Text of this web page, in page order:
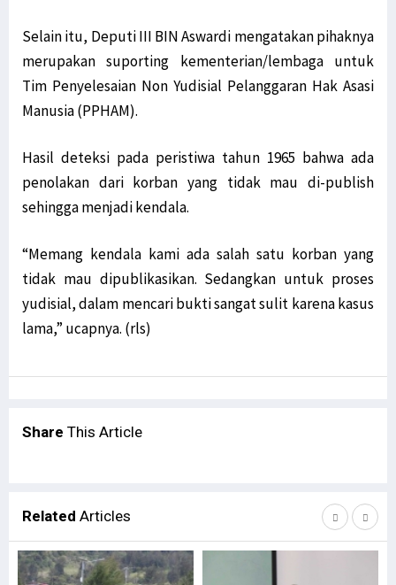
Selain itu, Deputi III BIN Aswardi mengatakan pihaknya
merupakan suporting kementerian/lembaga untuk
Tim Penyelesaian Non Yudisial Pelanggaran Hak Asasi
Manusia (PPHAM).
Hasil deteksi pada peristiwa tahun 1965 bahwa ada
penolakan dari korban yang tidak mau di-publish
sehingga menjadi kendala.
“Memang kendala kami ada salah satu korban yang
tidak mau dipublikasikan. Sedangkan untuk proses
yudisial, dalam mencari bukti sangat sulit karena kasus
lama,” ucapnya. (rls)
Share This Article
Related Articles